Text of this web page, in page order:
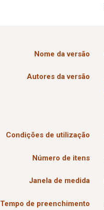
Nome da versão
Autores da versão
Condições de utilização
Número de itens
Janela de medida
Tempo de preenchimento